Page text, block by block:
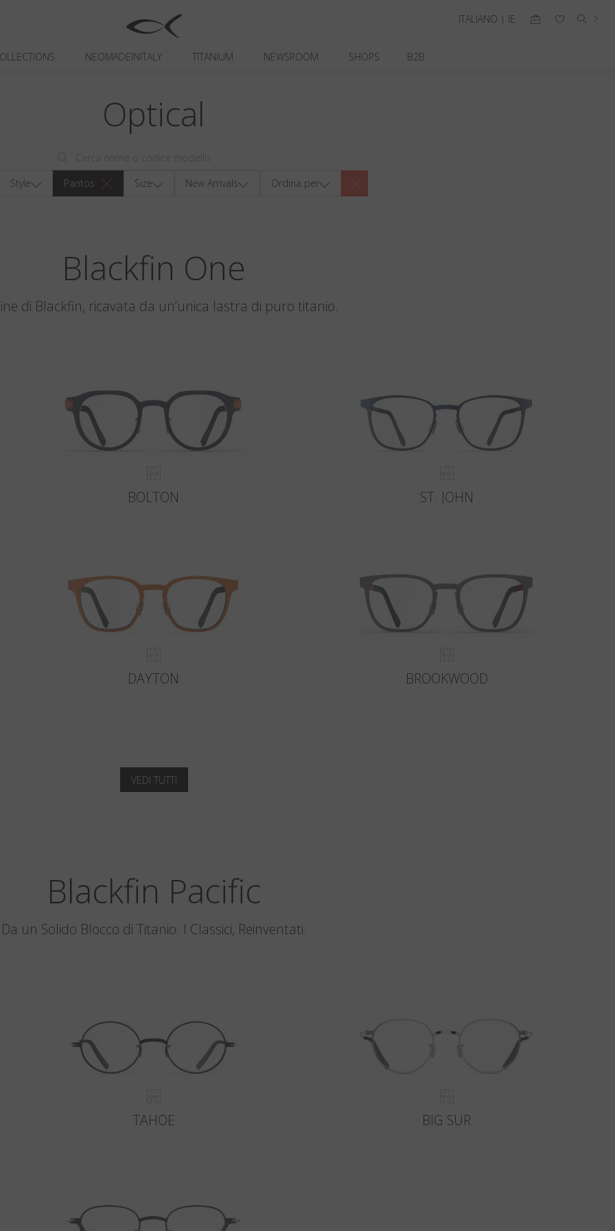
NEOMADEINITALY TITANIUM NEWSROOM SHOPS B2B
ITALIANO | IE
Optical
Style Pantos Size New Arrivals Ordina per
Blackfin One
di Blackfin, ricavata da un’unica lastra di puro titanio.
BOLTON ST. JOHN
DAYTON BROOKWOOD
VEDI TUTTI
Blackfin Pacific
Da un Solido Blocco di Titanio. I Classici, Reinventati.
TAHOE BIG SUR